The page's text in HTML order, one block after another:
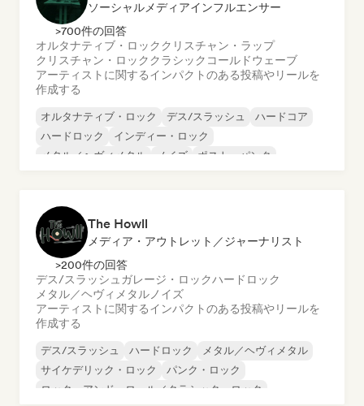
ソーシャルメディアインフルエンサー
>700件の回答
オルタナティブ・ロッククリスチャン・ラップ
クリスチャン・ロッククラシック コールドウェーブ
アーティストに関するインパクトのある投稿やリールを
作成する
オルタナティブ・ロック デス/スラッシュ
ハードコア
ハードロック
インディー・ロック
メタル／ヘヴィメタル
ノイズ ポスト・パンク
The Howll
メディア・アウトレット／ジャーナリスト
>200件の回答
デス/スラッシュ ガレージ・ロックハードロック
メタル／ヘヴィメタル ノイズ
アーティストに関するインパクトのある投稿やリールを
作成する
デス/スラッシュ ハードロック
メタル／ヘヴィメタル
サイケデリック・ロック
パンク・ロック
ロック・アンド・ロール／クラシック・ロック